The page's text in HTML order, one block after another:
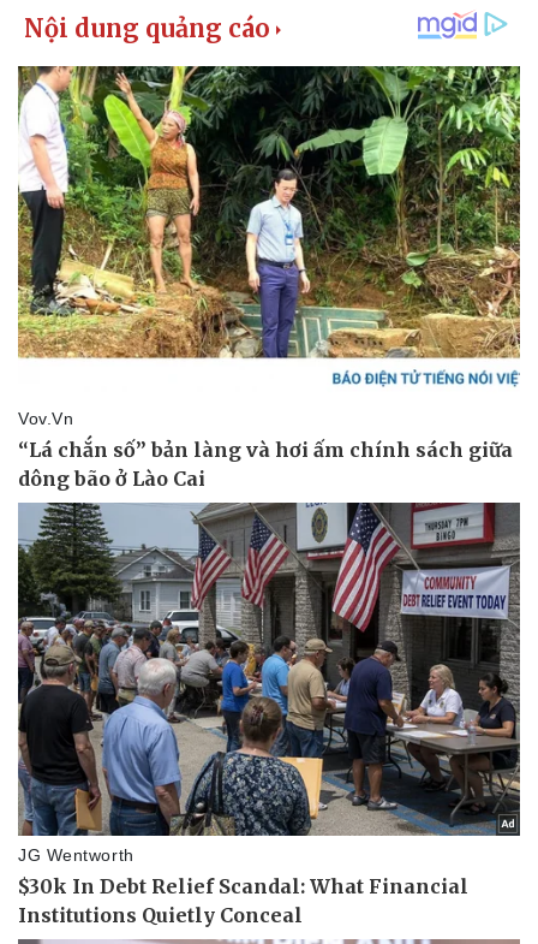
Vụ án
Tư vấn luật
Phân tích